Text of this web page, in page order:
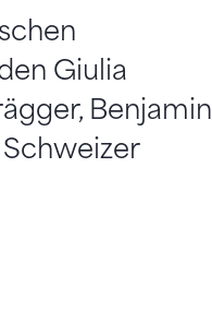
Giulia
Benjamin